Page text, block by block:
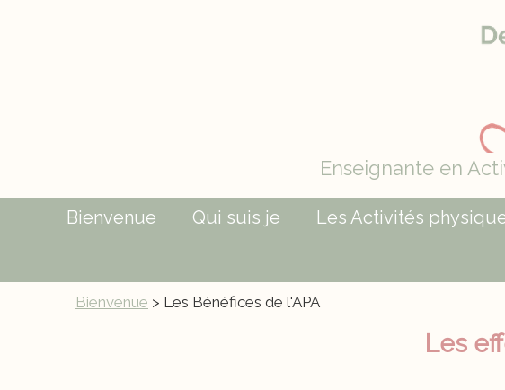
Enseignante en
Bienvenue Qui suis je Les Activités
Bienvenue > Les Bénéfices de l'APA
Les